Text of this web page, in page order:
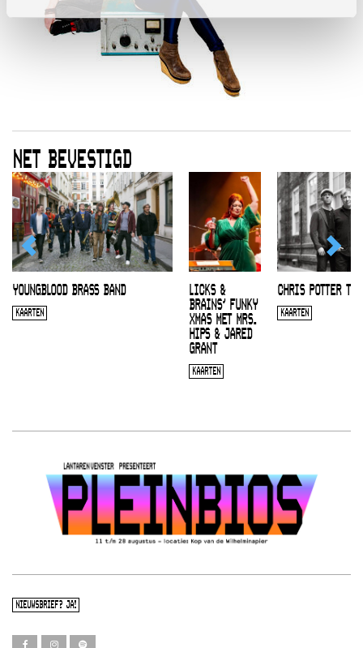
NET BEVESTIGD
YOUNGBLOOD BRASS BAND
KAARTEN
LICKS &
BRAINS’ FUNKY
XMAS MET MRS.
HIPS & JARED
GRANT
KAARTEN
CHRIS POTTER
KAARTEN
NIEUWSBRIEF? JA!